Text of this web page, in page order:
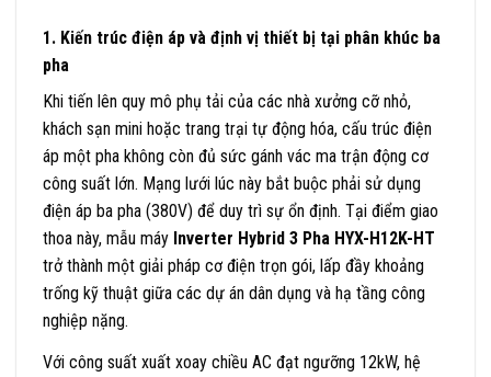
1. Kiến trúc điện áp và định vị thiết bị tại phân khúc ba
pha
Khi tiến lên quy mô phụ tải của các nhà xưởng cỡ nhỏ,
khách sạn mini hoặc trang trại tự động hóa, cấu trúc điện
áp một pha không còn đủ sức gánh vác ma trận động cơ
công suất lớn. Mạng lưới lúc này bắt buộc phải sử dụng
điện áp ba pha (380V) để duy trì sự ổn định. Tại điểm giao
thoa này, mẫu máy Inverter Hybrid 3 Pha HYX-H12K-HT
trở thành một giải pháp cơ điện trọn gói, lấp đầy khoảng
trống kỹ thuật giữa các dự án dân dụng và hạ tầng công
nghiệp nặng.
Với công suất xuất xoay chiều AC đạt ngưỡng 12kW, hệ